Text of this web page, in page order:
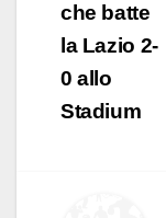
che batte
la Lazio 2-
0 allo
Stadium